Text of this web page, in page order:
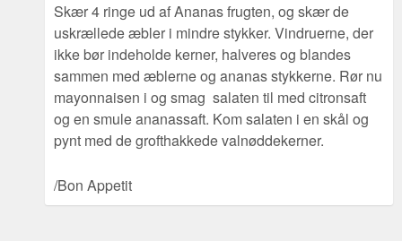
Skær 4 ringe ud af Ananas frugten, og skær de
uskrællede æbler i mindre stykker. Vindruerne, der
ikke bør indeholde kerner, halveres og blandes
sammen med æblerne og ananas stykkerne. Rør nu
mayonnaisen i og smag salaten til med citronsaft
og en smule ananassaft. Kom salaten i en skål og
pynt med de grofthakkede valnøddekerner.
/Bon Appetit